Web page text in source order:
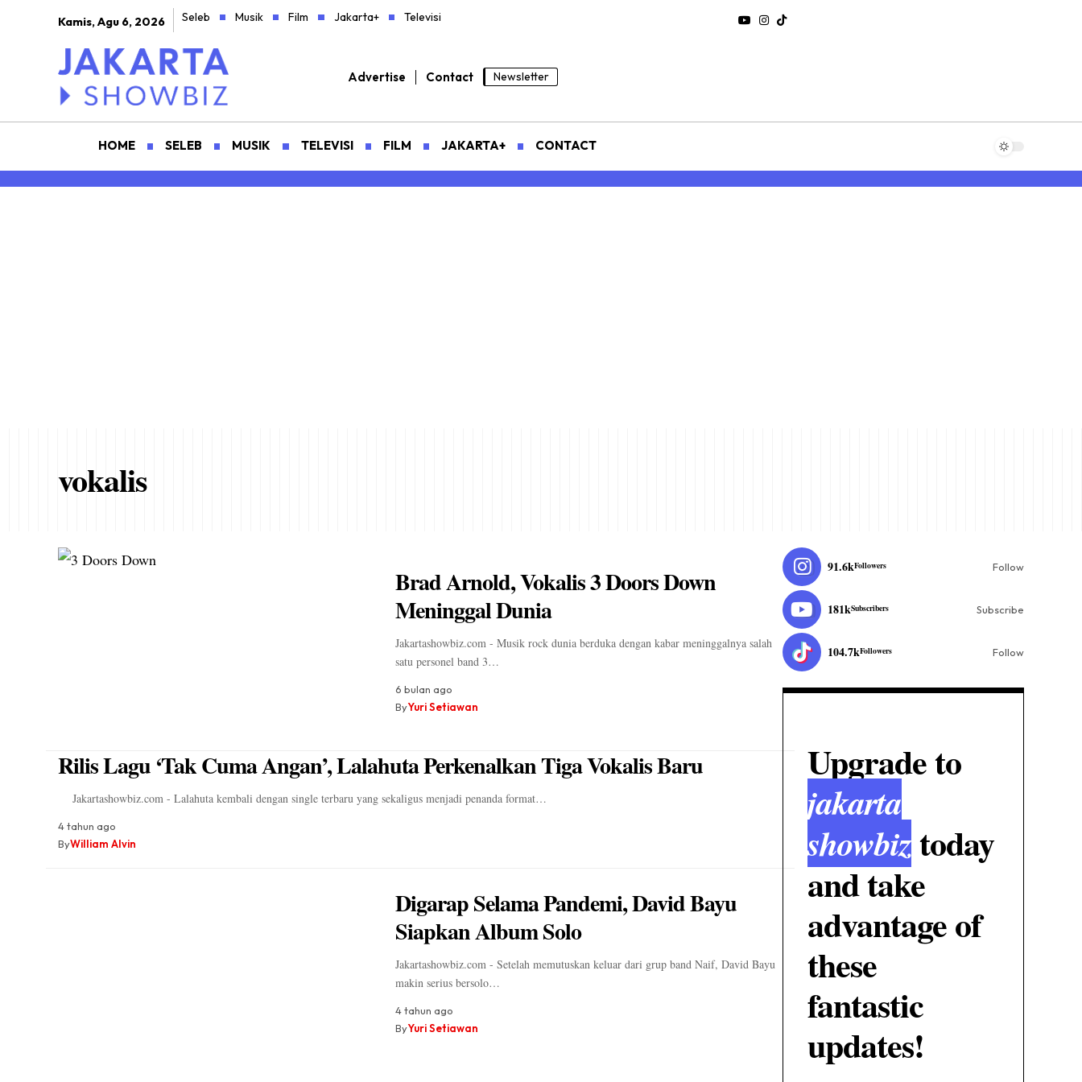
Kamis, Agu 6, 2026 Seleb Musik Film Jakarta+ Televisi
Advertise Contact Newsletter
HOME SELEB MUSIK TELEVISI FILM JAKARTA+ CONTACT
vokalis
Brad Arnold, Vokalis 3 Doors Down
Meninggal Dunia
Jakartashowbiz.com - Musik rock dunia berduka dengan kabar meninggalnya salah
satu personel band 3…
6 bulan ago
ByYuri Setiawan
Rilis Lagu ‘Tak Cuma Angan’, Lalahuta Perkenalkan Tiga Vokalis Baru
Jakartashowbiz.com - Lalahuta kembali dengan single terbaru yang sekaligus menjadi penanda format…
4 tahun ago
ByWilliam Alvin
Digarap Selama Pandemi, David Bayu
Siapkan Album Solo
Jakartashowbiz.com - Setelah memutuskan keluar dari grup band Naif, David Bayu
makin serius bersolo…
4 tahun ago
ByYuri Setiawan
91.6kFollowers Follow
181kSubscribers Subscribe
104.7kFollowers Follow
Upgrade to
jakarta
showbiztoday
and take
advantage of
these
fantastic
updates!